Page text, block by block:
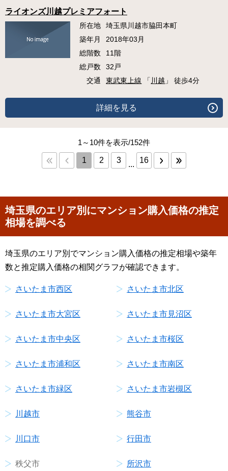
ライオンズ川越プレミアフォート
所在地
埼玉県川越市脇田本町
築年月
2018年03月
総階数
11階
総戸数
32戸
交通
東武東上線 「 川越 」 徒歩4分
詳細を見る
1～10件を表示/152件
1 2 3 ... 16
埼玉県のエリア別にマンション購入価格の推定
相場を調べる
埼玉県のエリア別でマンション購入価格の推定相場や築年
数と推定購入価格の相関グラフが確認できます。
さいたま市西区 さいたま市北区
さいたま市大宮区 さいたま市見沼区
さいたま市中央区 さいたま市桜区
さいたま市浦和区 さいたま市南区
さいたま市緑区 さいたま市岩槻区
川越市 熊谷市
川口市 行田市
秩父市 所沢市